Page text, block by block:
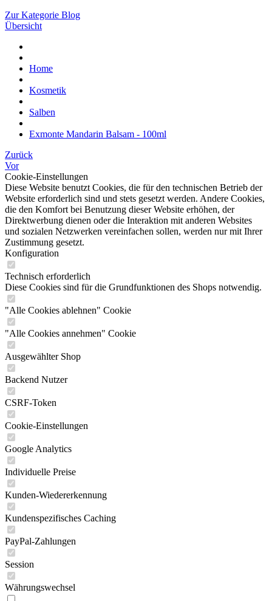
Zur Kategorie Blog
Übersicht
Home
Kosmetik
Salben
Exmonte Mandarin Balsam - 100ml
Zurück
Vor
Cookie-Einstellungen
Diese Website benutzt Cookies, die für den technischen Betrieb der
Website erforderlich sind und stets gesetzt werden. Andere Cookies,
die den Komfort bei Benutzung dieser Website erhöhen, der
Direktwerbung dienen oder die Interaktion mit anderen Websites
und sozialen Netzwerken vereinfachen sollen, werden nur mit Ihrer
Zustimmung gesetzt.
Konfiguration
Technisch erforderlich
Diese Cookies sind für die Grundfunktionen des Shops notwendig.
"Alle Cookies ablehnen" Cookie
"Alle Cookies annehmen" Cookie
Ausgewählter Shop
Backend Nutzer
CSRF-Token
Cookie-Einstellungen
Google Analytics
Individuelle Preise
Kunden-Wiedererkennung
Kundenspezifisches Caching
PayPal-Zahlungen
Session
Währungswechsel